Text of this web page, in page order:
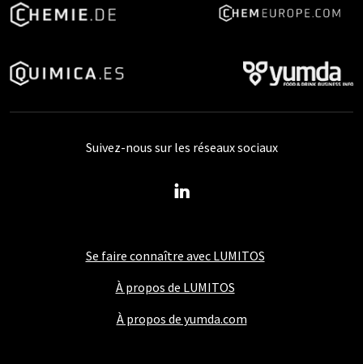
Se faire connaître avec LUMITOS
À propos de LUMITOS
À propos de yumda.com
Suivez-nous sur les réseaux sociaux